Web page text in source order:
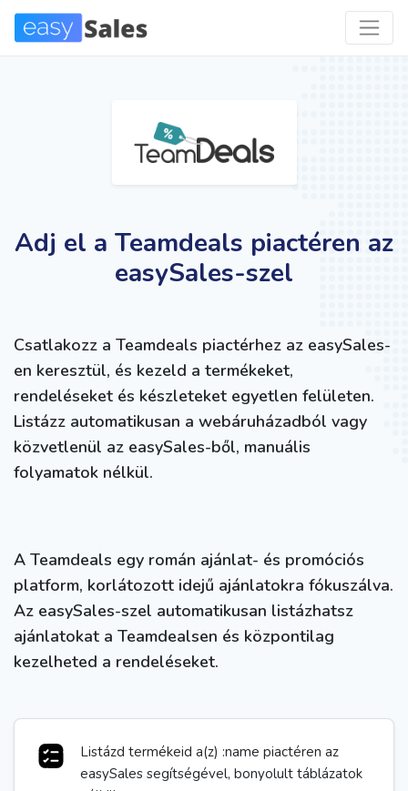
Adj el a Teamdeals piactéren az
easySales-szel
Csatlakozz a Teamdeals piactérhez az easySales-
en keresztül, és kezeld a termékeket,
rendeléseket és készleteket egyetlen felületen.
Listázz automatikusan a webáruházadból vagy
közvetlenül az easySales-ből, manuális
folyamatok nélkül.
A Teamdeals egy román ajánlat- és promóciós
platform, korlátozott idejű ajánlatokra fókuszálva.
Az easySales-szel automatikusan listázhatsz
ajánlatokat a Teamdealsen és központilag
kezelheted a rendeléseket.
Listázd termékeid a(z) :name piactéren az
easySales segítségével, bonyolult táblázatok